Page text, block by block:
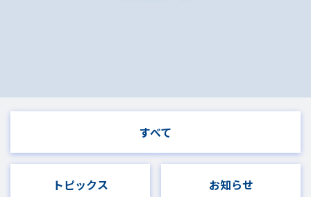
すべて
トピックス お知らせ